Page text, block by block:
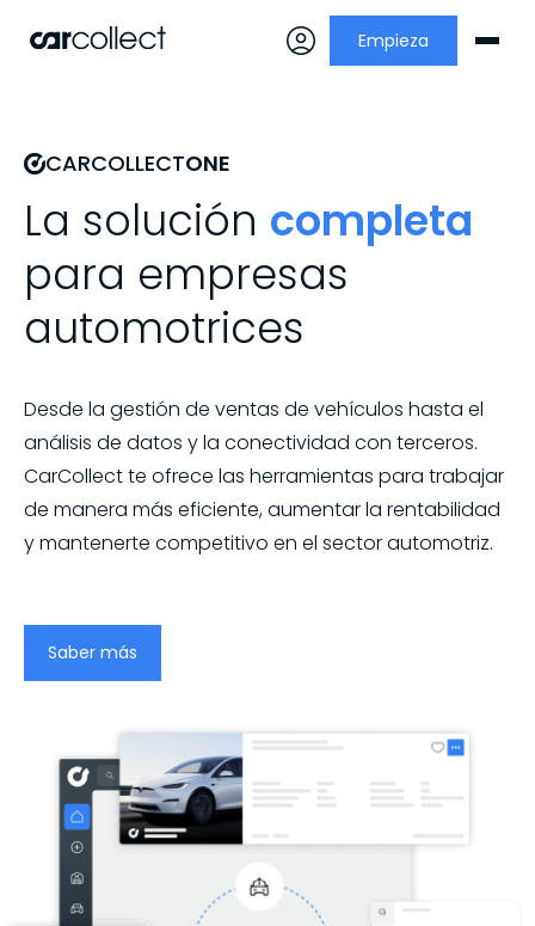
Empieza
CARCOLLECTONE
La solución completa
para empresas
automotrices
Desde la gestión de ventas de vehículos hasta el
análisis de datos y la conectividad con terceros.
CarCollect te ofrece las herramientas para trabajar
de manera más eficiente, aumentar la rentabilidad
y mantenerte competitivo en el sector automotriz.
Saber más